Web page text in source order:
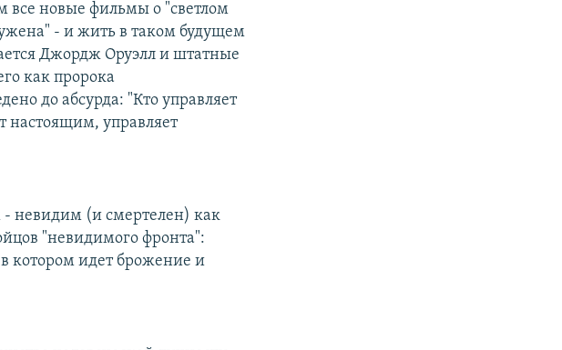
все новые фильмы о "светлом
- и жить в таком будущем
Джордж Оруэлл и штатные
как пророка
до абсурда: "Кто управляет
настоящим, управляет
- невидим (и смертелен) как
"невидимого фронта":
котором идет брожение и